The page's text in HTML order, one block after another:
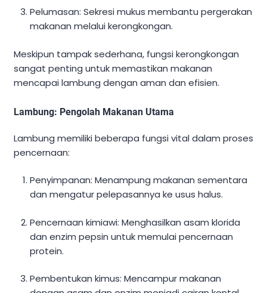
Pelumasan: Sekresi mukus membantu pergerakan
makanan melalui kerongkongan.
Meskipun tampak sederhana, fungsi kerongkongan
sangat penting untuk memastikan makanan
mencapai lambung dengan aman dan efisien.
Lambung: Pengolah Makanan Utama
Lambung memiliki beberapa fungsi vital dalam proses
pencernaan:
Penyimpanan: Menampung makanan sementara
dan mengatur pelepasannya ke usus halus.
Pencernaan kimiawi: Menghasilkan asam klorida
dan enzim pepsin untuk memulai pencernaan
protein.
Pembentukan kimus: Mencampur makanan